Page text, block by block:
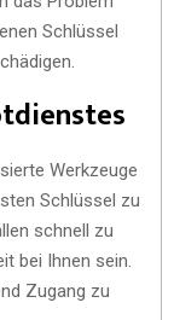
Schlüssel
Werkzeuge
Schlüssel zu
schnell zu
bei Ihnen sein.
Zugang zu